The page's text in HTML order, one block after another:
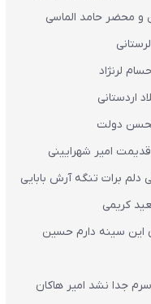
و محضر حامد الماسی
لرنژاد
اردستانی
دولت
امیر شهرایینی
برات تنگه آرش بابایی
این سینه دارم حسین
جدا نشد امیر هاکان